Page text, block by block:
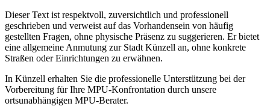
Dieser Text ist respektvoll, zuversichtlich und professionell
geschrieben und verweist auf das Vorhandensein von häufig
gestellten Fragen, ohne physische Präsenz zu suggerieren. Er bietet
eine allgemeine Anmutung zur Stadt Künzell an, ohne konkrete
Straßen oder Einrichtungen zu erwähnen.
In Künzell erhalten Sie die professionelle Unterstützung bei der
Vorbereitung für Ihre MPU-Konfrontation durch unsere
ortsunabhängigen MPU-Berater.